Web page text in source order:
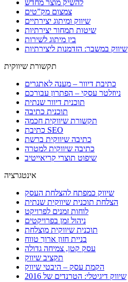
להשיק מוצר מחדש
צמצום מק”טים
שיווק ומיתוג יצירתיים
שיטות תמחור יצירתיות
בין מיתוג לשירות
שיווק במשבר: הזדמנות ליצירתיות
תקשורת שיווקית
כתיבת דיוור – מענה לאתגרים
ניוזלטר עסקי – הפתרון עבורכם
תוכנית דיוור שנתית
תוכנית כתיבה
תקשורת שיווקית חכמה
כתיבת SEO
כתיבה שיווקית ברשת
כתיבה שיווקית למטרה
שיפוט תוצרי קריאייטיב
אינטגרציה
שיווק כמפתח להצלחת העסק
הצלחת תוכנית שיווקית שנתית
לוחות זמנים לפרויקט
ניהול זמן בפרויקטים
תוכנית שיווקית מוצלחת
בניית חזון ארוך טווח
עסק קטן, צמיחה גדולה
תקציב שיווק
הקמת עסק – היבטי שיווק
שיווק דיגיטלי: הטרנדים של 2016